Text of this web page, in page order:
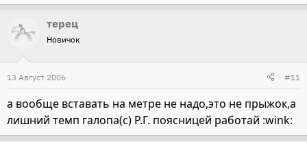
терец
Новичок
13 Август 2006 #11
а вообще вставать на метре не надо,это не прыжок,а
лишний темп галопа(с) Р.Г. поясницей работай :wink: